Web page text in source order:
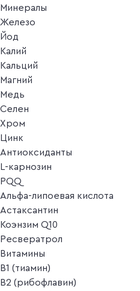
Минералы
Железо
Йод
Калий
Кальций
Магний
Медь
Селен
Хром
Цинк
Антиоксиданты
L-карнозин
PQQ
Альфа-липоевая кислота
Астаксантин
Коэнзим Q10
Ресвератрол
Витамины
B1 (тиамин)
B2 (рибофлавин)